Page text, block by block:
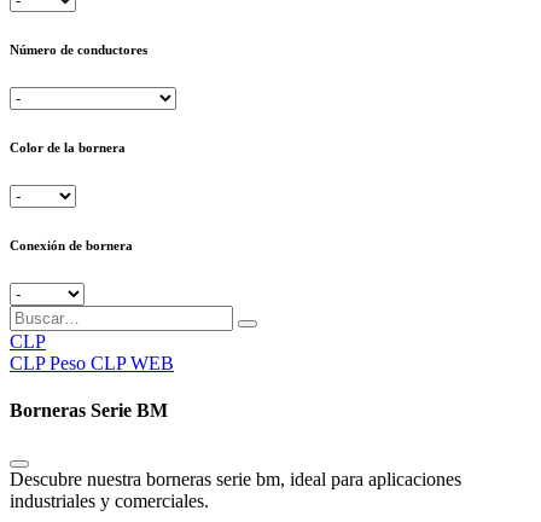
Número de conductores
Color de la bornera
Conexión de bornera
CLP
CLP Peso CLP WEB
Borneras Serie BM
Descubre nuestra borneras serie bm, ideal para aplicaciones
industriales y comerciales.